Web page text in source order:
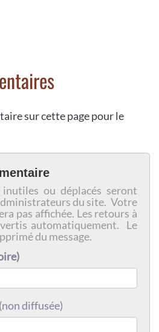
sur cette page pour le
inutiles ou déplacés seront
du site. Votre
pas affichée. Les retours à
automatiquement. Le
du message.
(non diffusée)